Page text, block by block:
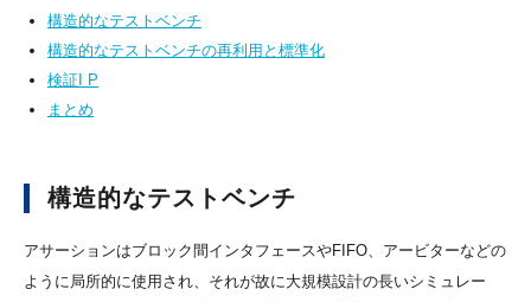
構造的なテストベンチ
構造的なテストベンチの再利用と標準化
検証I P
まとめ
構造的なテストベンチ
アサーションはブロック間インタフェースやFIFO、アービターなどの
ように局所的に使用され、それが故に大規模設計の長いシミュレー